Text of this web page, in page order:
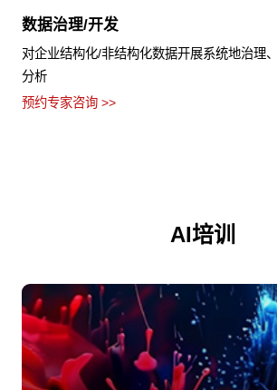
数据治理/开发
对企业结构化/非结构化数据开展系统地
分析
预约专家咨询 >>
AI培训